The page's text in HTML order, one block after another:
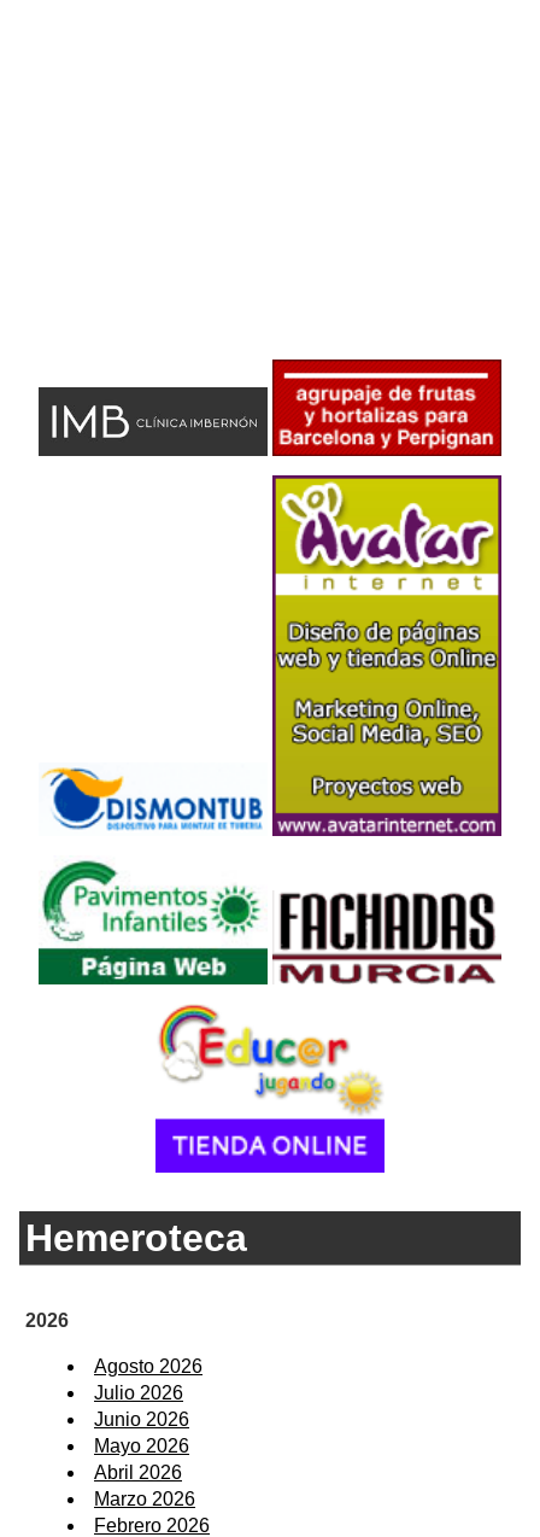
Hemeroteca
2026
Agosto 2026
Julio 2026
Junio 2026
Mayo 2026
Abril 2026
Marzo 2026
Febrero 2026